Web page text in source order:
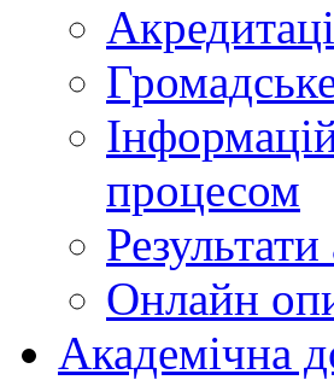
процесом
Онлайн
Академічна